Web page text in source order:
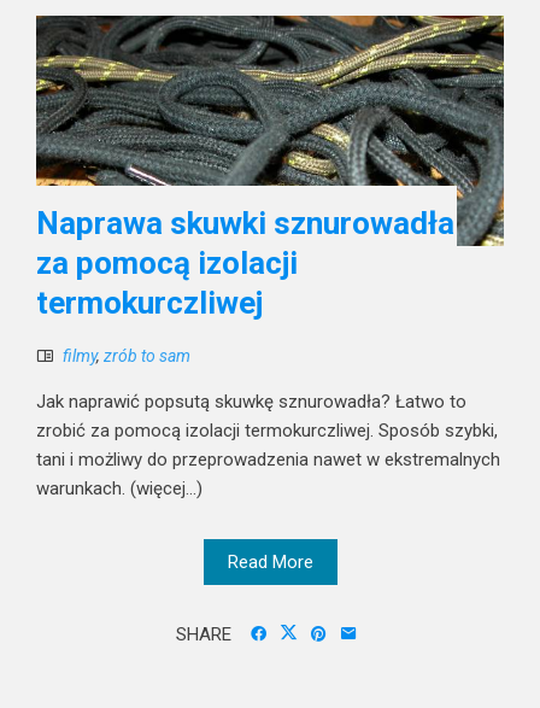
Naprawa skuwki sznurowadła
za pomocą izolacji
termokurczliwej
filmy, zrób to sam
Jak naprawić popsutą skuwkę sznurowadła? Łatwo to
zrobić za pomocą izolacji termokurczliwej. Sposób szybki,
tani i możliwy do przeprowadzenia nawet w ekstremalnych
warunkach. (więcej…)
Read More
SHARE